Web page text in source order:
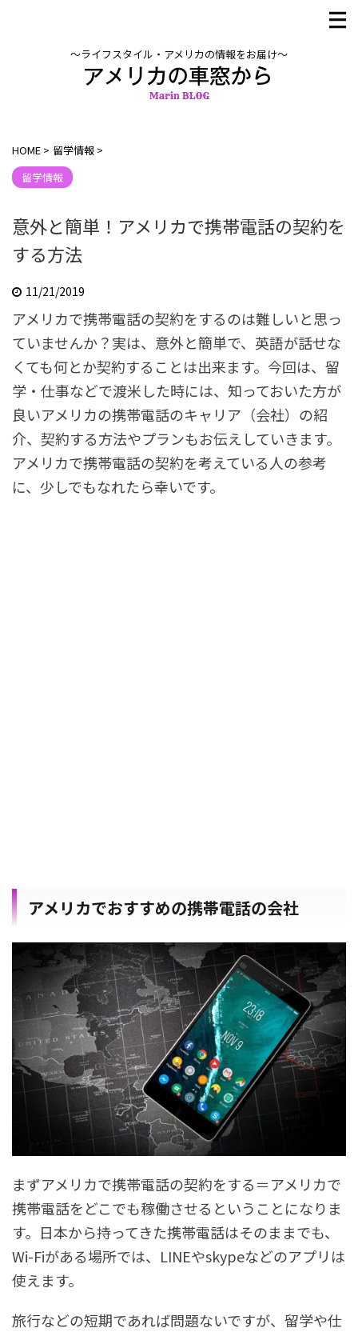
〜ライフスタイル・アメリカの情報をお届け〜
HOME > 留学情報 >
留学情報
意外と簡単！アメリカで携帯電話の契約を
する方法
11/21/2019
アメリカで携帯電話の契約をするのは難しいと思っ
ていませんか？実は、意外と簡単で、英語が話せな
くても何とか契約することは出来ます。今回は、留
学・仕事などで渡米した時には、知っておいた方が
良いアメリカの携帯電話のキャリア（会社）の紹
介、契約する方法やプランもお伝えしていきます。
アメリカで携帯電話の契約を考えている人の参考
に、少しでもなれたら幸いです。
アメリカでおすすめの携帯電話の会社
まずアメリカで携帯電話の契約をする＝アメリカで
携帯電話をどこでも稼働させるということになりま
す。日本から持ってきた携帯電話はそのままでも、
Wi-Fiがある場所では、LINEやskypeなどのアプリは
使えます。
旅行などの短期であれば問題ないですが、留学や仕